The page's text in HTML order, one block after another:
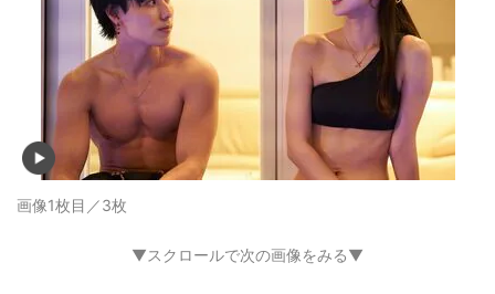
画像1枚目／3枚
▼スクロールで次の画像をみる▼